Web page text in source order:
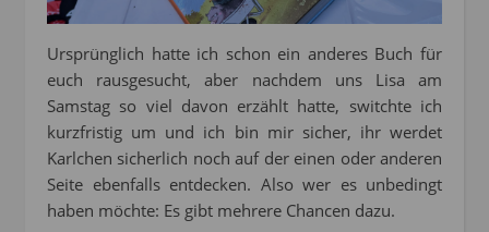
Ursprünglich hatte ich schon ein anderes Buch für
euch rausgesucht, aber nachdem uns Lisa am
Samstag so viel davon erzählt hatte, switchte ich
kurzfristig um und ich bin mir sicher, ihr werdet
Karlchen sicherlich noch auf der einen oder anderen
Seite ebenfalls entdecken. Also wer es unbedingt
haben möchte: Es gibt mehrere Chancen dazu.